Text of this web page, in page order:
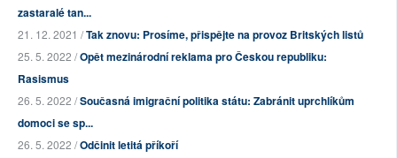
zastaralé tan...
21. 12. 2021 /Tak znovu: Prosíme, přispějte na provoz Britských listů
25. 5. 2022 /Opět mezinárodní reklama pro Českou republiku:
Rasismus
26. 5. 2022 /Současná imigrační politika státu: Zabránit uprchlíkům
domoci se sp...
26. 5. 2022 /Odčinit letitá příkoří